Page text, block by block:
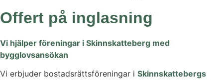
Offert på inglasning
Vi hjälper föreningar i Skinnskatteberg med
bygglovsansökan
Vi erbjuder bostadsrättsföreningar i Skinnskattebergs